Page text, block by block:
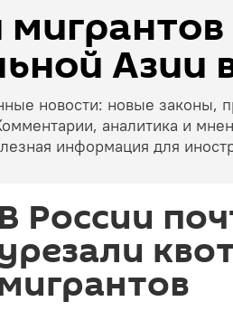
Азии
новости: новые законы,
аналитика и
информация для
В России